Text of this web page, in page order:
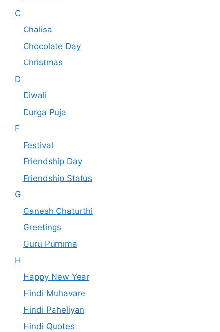
C
Chalisa
Chocolate Day
Christmas
D
Diwali
Durga Puja
F
Festival
Friendship Day
Friendship Status
G
Ganesh Chaturthi
Greetings
Guru Purnima
H
Happy New Year
Hindi Muhavare
Hindi Paheliyan
Hindi Quotes